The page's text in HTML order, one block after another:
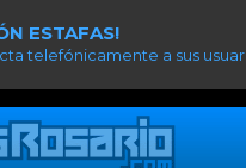
ESTAFAS!
telefónicamente a sus